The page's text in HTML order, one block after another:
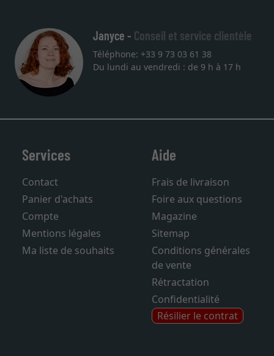
Janyce - Conseil et service clientèle
Téléphone: +33 9 73 03 61 38
Du lundi au vendredi : de 9 h à 17 h
Services
Contact
Panier d'achats
Compte
Mentions légales
Ma liste de souhaits
Aide
Frais de livraison
Foire aux questions
Magazine
Sitemap
Conditions générales
de vente
Rétractation
Confidentialité
Résilier le contrat